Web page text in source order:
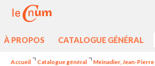
À PROPOS CATALOGUE GÉNÉRAL
Accueil Catalogue général Meinadier, Jean-